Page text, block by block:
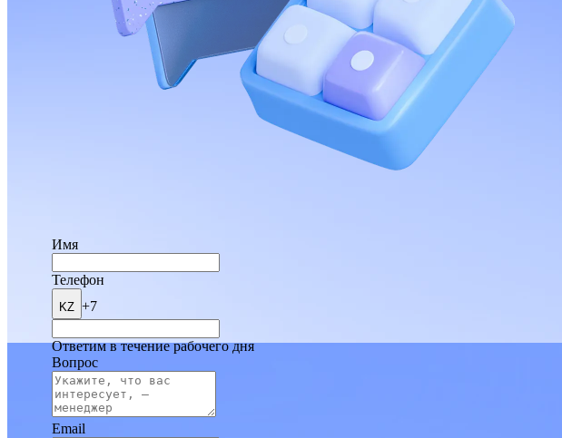
Имя
Телефон
KZ +7
Ответим в течение рабочего дня
Вопрос
Email